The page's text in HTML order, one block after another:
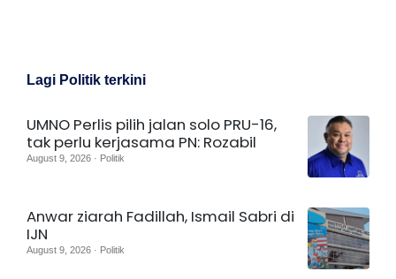
Lagi Politik terkini
UMNO Perlis pilih jalan solo PRU-16,
tak perlu kerjasama PN: Rozabil
August 9, 2026 · Politik
Anwar ziarah Fadillah, Ismail Sabri di
IJN
August 9, 2026 · Politik